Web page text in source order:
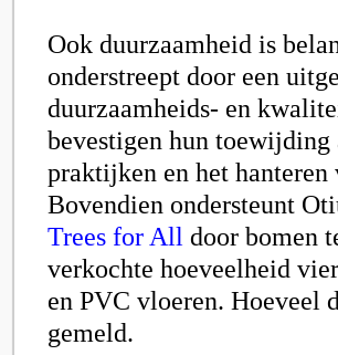
Ook duurzaamheid is
onderstreept door een
duurzaamheids- en
bevestigen hun
praktijken en het
Bovendien ondersteunt
Trees for All door bomen
verkochte hoeveelheid
en PVC vloeren. Hoeveel
gemeld.